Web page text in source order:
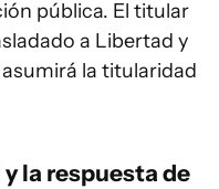
pública. El titular
a Libertad y
asumirá la titularidad
la respuesta de